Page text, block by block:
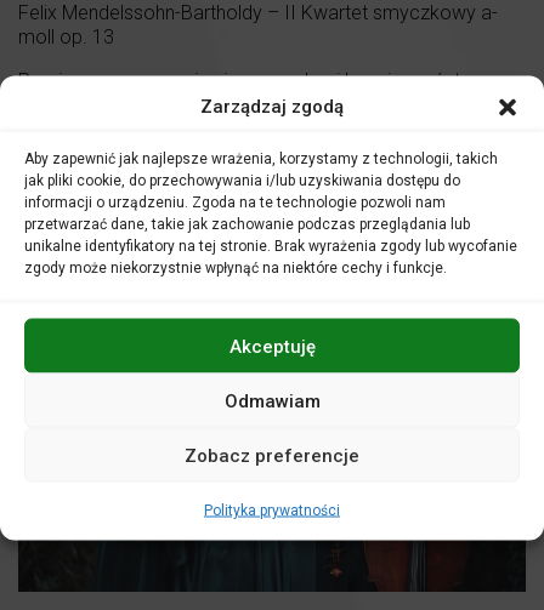
Zarządzaj zgodą
Aby zapewnić jak najlepsze wrażenia, korzystamy z technologii, takich
jak pliki cookie, do przechowywania i/lub uzyskiwania dostępu do
informacji o urządzeniu. Zgoda na te technologie pozwoli nam
przetwarzać dane, takie jak zachowanie podczas przeglądania lub
unikalne identyfikatory na tej stronie. Brak wyrażenia zgody lub wycofanie
zgody może niekorzystnie wpłynąć na niektóre cechy i funkcje.
Akceptuję
Odmawiam
Zobacz preferencje
Polityka prywatności
Felix Mendelssohn-Bartholdy – II Kwartet smyczkowy a-
moll op. 13
Prosimy o zapoznanie się z zasadami bezpieczeństwa
obowiązującymi podczas koncertu, zgodnie z zalecaniami
dostępnymi w Regulaminie Bezpieczeństwa na stronie
internetowej www.filharmonia.opole.pl/regulaminy .